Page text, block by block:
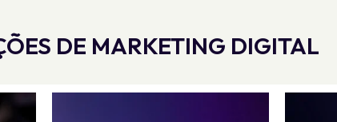
DE MARKETING DIGITAL